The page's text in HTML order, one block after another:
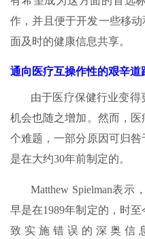
作，并且便于开发一些移
面及时的健康信息共享。
通向医疗互操作性的艰辛道
由于医疗保健行业变
机会也随之增加。然而，
个难题，一部分原因可归
是在大约30年前制定的。
Matthew Spielman表示
早是在1989年制定的，时
致实施错误的深奥信息